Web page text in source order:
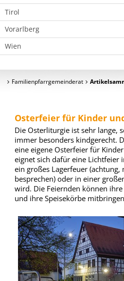
Tirol
Vorarlberg
Wien
Familienpfarrgemeinderat
Osterfeier für Kinder
Die Osterliturgie ist sehr lange,
immer besonders kindgerecht.
eine eigene Osterfeier für
eignet sich dafür eine Lichtfeier
ein großes Lagerfeuer
besprechen) oder in einer
wird. Die Feiernden können
und ihre Speisekörbe